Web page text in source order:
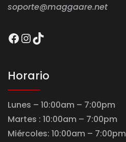
soporte@maggaare.net
Facebook
Instagram
TikTok
Horario
Lunes – 10:00am – 7:00pm
Martes : 10:00am – 7:00pm
Miércoles: 10:00am – 7:00pm